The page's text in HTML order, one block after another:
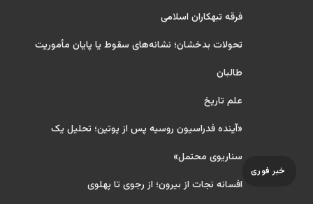
خبر فوری
فرقه تبهکاران اسلامی
تحولات بدخشان؛ نشانه‌های سقوط یا پایان مأموریت
طالبان
علم تاریخ
«آینده فدراسیون روسیه پس از پوتین؛ تحلیل یک
سناریوی محتمل»
افسانه نجات از بیرون؛ از رجوی تا پهلوی